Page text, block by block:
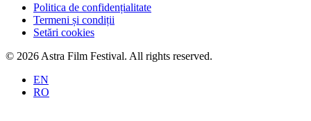
Politica de confidențialitate
Termeni și condiții
Setări cookies
© 2026 Astra Film Festival. All rights reserved.
EN
RO